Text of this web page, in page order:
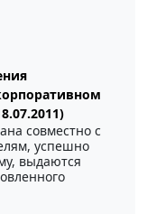
совместно с
успешно
выдаются